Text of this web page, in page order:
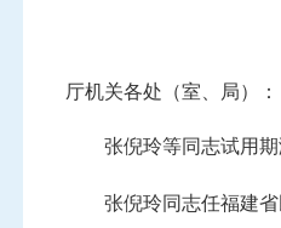
厅机关各处（室、局）：
张倪玲等同志试用
张倪玲同志任福建